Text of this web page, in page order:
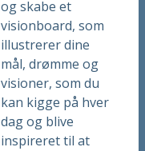
og skabe et
visionboard, som
illustrerer dine
mål, drømme og
visioner, som du
kan kigge på hver
dag og blive
inspireret til at